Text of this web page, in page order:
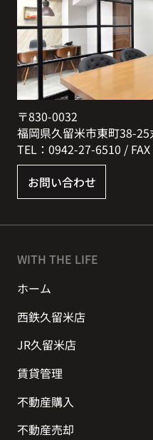
〒830-0032
福岡県久留米市東町38-25
TEL：0942-27-6510 /
お問い合わせ
WITH THE LIFE
ホーム
西鉄久留米店
JR久留米店
賃貸管理
不動産購入
不動産売却